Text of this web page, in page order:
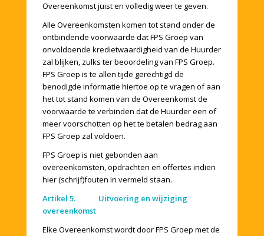
Overeenkomst juist en volledig weer te geven.
Alle Overeenkomsten komen tot stand onder de
ontbindende voorwaarde dat FPS Groep van
onvoldoende kredietwaardigheid van de Huurder
zal blijken, zulks ter beoordeling van FPS Groep.
FPS Groep is te allen tijde gerechtigd de
benodigde informatie hiertoe op te vragen of aan
het tot stand komen van de Overeenkomst de
voorwaarde te verbinden dat de Huurder een of
meer voorschotten op het te betalen bedrag aan
FPS Groep zal voldoen.
FPS Groep is niet gebonden aan
overeenkomsten, opdrachten en offertes indien
hier (schrijf)fouten in vermeld staan.
Artikel 5. Uitvoering en wijziging
overeenkomst
Elke Overeenkomst wordt door FPS Groep met de